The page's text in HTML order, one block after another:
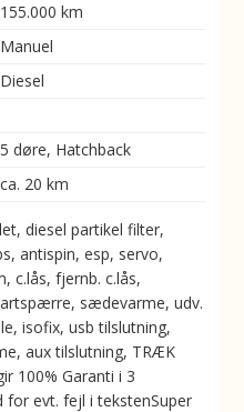
155.000 km
Manuel
Diesel
5 døre, Hatchback
ca. 20 km
diesel partikel filter,
antispin, esp, servo,
c.lås, fjernb. c.lås,
sædevarme, udv.
isofix, usb tilslutning,
aux tilslutning, TRÆK
100% Garanti i 3
evt. fejl i tekstenSuper